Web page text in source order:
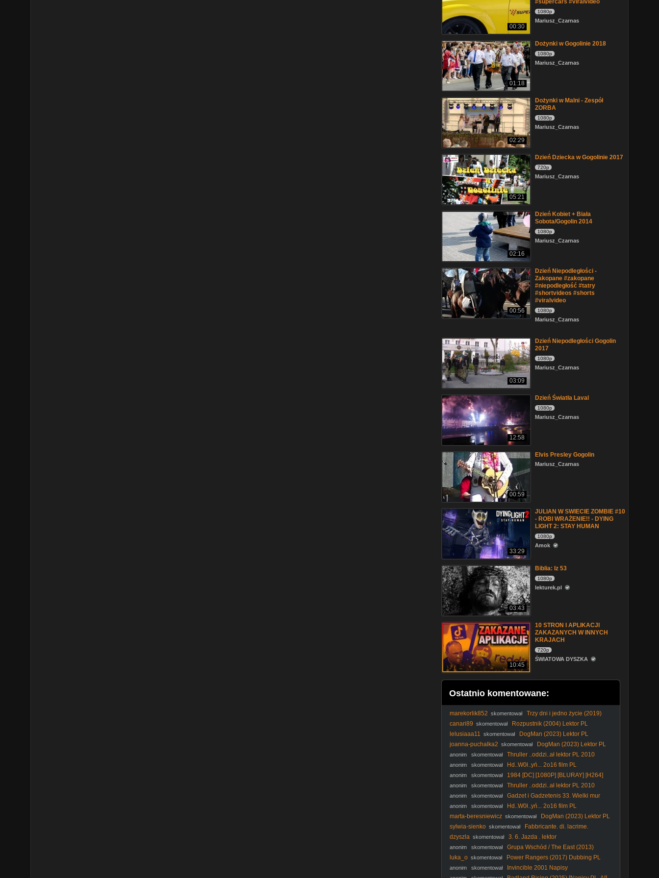
00:30
#supercars #viralvideo
1080p
Mariusz_Czarnas
01:18
Dożynki w Gogolinie 2018
1080p
Mariusz_Czarnas
02:29
Dożynki w Malni - Zespół
ZORBA
1080p
Mariusz_Czarnas
05:21
Dzień Dziecka w Gogolinie 2017
720p
Mariusz_Czarnas
02:16
Dzień Kobiet + Biała
Sobota/Gogolin 2014
1080p
Mariusz_Czarnas
00:56
Dzień Niepodległości -
Zakopane #zakopane
#niepodległość #tatry
#shortvideos #shorts
#viralvideo
1080p
Mariusz_Czarnas
03:09
Dzień Niepodległości Gogolin
2017
1080p
Mariusz_Czarnas
12:58
Dzień Światła Laval
1080p
Mariusz_Czarnas
00:59
Elvis Presley Gogolin
Mariusz_Czarnas
33:29
JULIAN W SWIECIE ZOMBIE #10
- ROBI WRAŻENIE!! - DYING
LIGHT 2: STAY HUMAN
1080p
Amok
03:43
Biblia: Iz 53
1080p
lekturek.pl
10:45
10 STRON I APLIKACJI
ZAKAZANYCH W INNYCH
KRAJACH
720p
ŚWIATOWA DYSZKA
Ostatnio komentowane:
marekorlik852 skomentował
Trzy dni i jedno życie (2019)
Lektor PL
canari89 skomentował
Rozpustnik (2004) Lektor PL
lelusiaaa11 skomentował
DogMan (2023) Lektor PL
joanna-puchalka2 skomentował DogMan (2023) Lektor PL
anonim skomentował Thruller ..oddzi..ał lektor PL 2010
anonim skomentował Hd..W0ł..yń... 2o16 film PL
anonim skomentował
1984 [DC] [1080P] [BLURAY] [H264]
[AC3] [LEKTOR.pl] [NAPISY.pl. EN] [ENTER1973]
anonim skomentował Thruller ..oddzi..ał lektor PL 2010
anonim skomentował
Gadzet i Gadzetenis 33. Wielki mur
Oblivii
anonim skomentował
Hd..W0ł..yń... 2o16 film PL
marta-beresniewicz skomentował
DogMan (2023) Lektor PL
sylwia-sienko skomentował
Fabbricante. di. lacrime.
Rzeźbiarz. łez. 2024. Lektor.pl
dzyszla skomentował 3. 6. Jazda . lektor
anonim skomentował
Grupa Wschód / The East (2013)
[Lektor PL]
luka_o skomentował Power Rangers (2017) Dubbing PL
anonim skomentował Invincible 2001 Napisy